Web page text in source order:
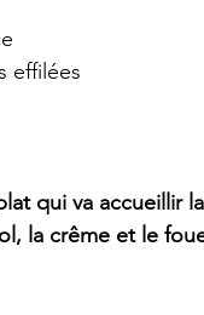
effilées
qui va accueillir
la crême et le